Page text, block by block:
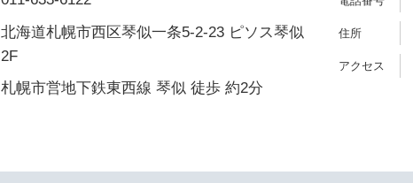
北海道札幌市西区琴似一条5-2-23 ピソス琴似
2F
札幌市営地下鉄東西線 琴似 徒歩 約2分